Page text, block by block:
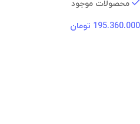
محصولات موجود
195.360.000 تومان